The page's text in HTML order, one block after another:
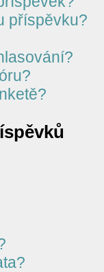
příspěvku?